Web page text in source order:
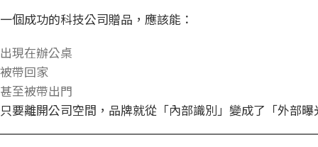
一個成功的科技公司贈品，應該能：
出現在辦公桌
被帶回家
甚至被帶出門
只要離開公司空間，品牌就從「內部識別」變成了「外部曝